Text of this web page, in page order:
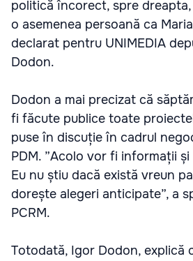
politică încorect, spre
o asemenea persoană ca
declarat pentru UNIMEDIA
Dodon.
Dodon a mai precizat că
fi făcute publice toate
puse în discuție în cadrul
PDM. ”Acolo vor fi informații
Eu nu știu dacă există vreun
dorește alegeri anticipate”, a
PCRM.
Totodată, Igor Dodon, explică